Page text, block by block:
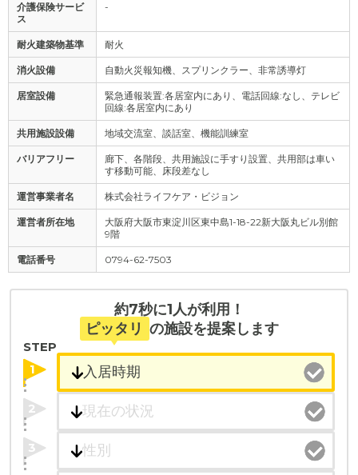
介護保険サービ
ス
-
耐火建築物基準 耐火
消火設備 自動火災報知機、スプリンクラー、非常誘導灯
居室設備
緊急通報装置:各居室内にあり、電話回線:なし、テレビ
回線:各居室内にあり
共用施設設備 地域交流室、談話室、機能訓練室
バリアフリー
廊下、各階段、共用施設に手すり設置、共用部は車い
す移動可能、床段差なし
運営事業者名 株式会社ライフケア・ビジョン
運営者所在地
大阪府大阪市東淀川区東中島1-18-22新大阪丸ビル別館
9階
電話番号 0794-62-7503
約7秒に1人が利用！
ピッタリ の施設を提案します
STEP
1
2
3